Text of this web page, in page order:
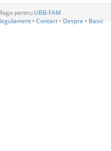
pentru UBB-FAM
• Contact • Despre • Basic